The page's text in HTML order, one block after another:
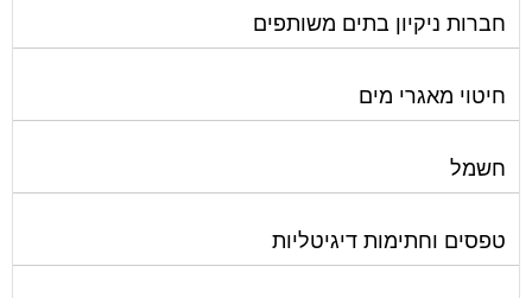
חברות ניקיון בתים משותפים
חיטוי מאגרי מים
חשמל
טפסים וחתימות דיגיטליות